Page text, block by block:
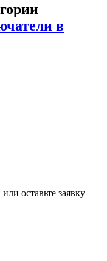
в
или оставьте заявку